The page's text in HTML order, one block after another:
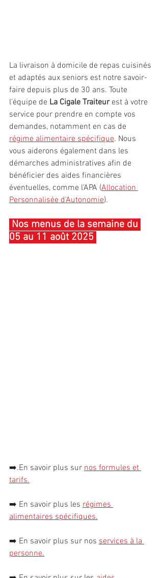
La livraison à domicile de repas cuisinés
et adaptés aux seniors est notre savoir-
faire depuis plus de 30 ans. Toute
l'équipe de La Cigale Traiteur est à votre
service pour prendre en compte vos
demandes, notamment en cas de
régime alimentaire spécifique. Nous
vous aiderons également dans les
démarches administratives afin de
bénéficier des aides financières
éventuelles, comme l'APA (Allocation
Personnalisée d'Autonomie).
05 au 11 août 2025
➡️.En savoir plus sur nos formules et
tarifs.
➡️ En savoir plus les régimes
alimentaires spécifiques.
➡️ En savoir plus sur nos services à la
personne.